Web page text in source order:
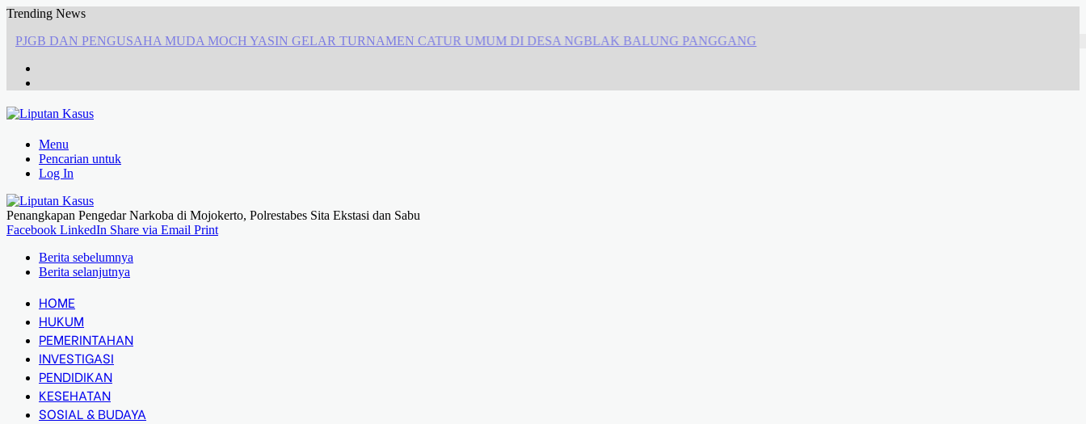
Trending News
Apresiasi Pengadilan Tinggi Surabaya: Respons Cepat Gugatan Banding Perdata Sumenep, Harapan Pencari Keadilan
Menu
Pencarian untuk
Log In
Penangkapan Pengedar Narkoba di Mojokerto, Polrestabes Sita Ekstasi dan Sabu
Facebook LinkedIn Share via Email Print
Berita sebelumnya
Berita selanjutnya
HOME
HUKUM
PEMERINTAHAN
INVESTIGASI
PENDIDIKAN
KESEHATAN
SOSIAL & BUDAYA